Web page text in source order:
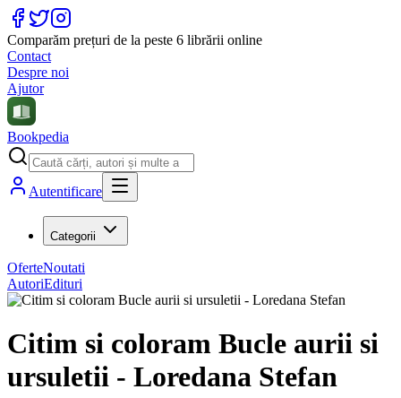
Comparăm prețuri de la peste 6 librării online
Contact
Despre noi
Ajutor
Bookpedia
Autentificare
Categorii
OferteNoutati
AutoriEdituri
Citim si coloram Bucle aurii si
ursuletii - Loredana Stefan